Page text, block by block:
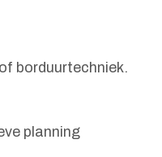
borduurtechniek.
planning